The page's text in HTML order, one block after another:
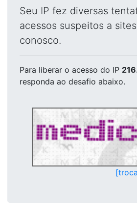
Seu IP fez diversas
acessos suspeitos a
conosco.
Para liberar o acesso do IP
responda ao desafio abaixo.